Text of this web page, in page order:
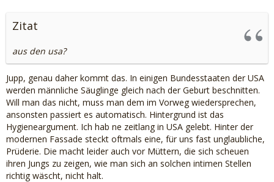
Zitat
aus den usa?
Jupp, genau daher kommt das. In einigen Bundesstaaten der USA
werden männliche Säuglinge gleich nach der Geburt beschnitten.
Will man das nicht, muss man dem im Vorweg wiedersprechen,
ansonsten passiert es automatisch. Hintergrund ist das
Hygieneargument. Ich hab ne zeitlang in USA gelebt. Hinter der
modernen Fassade steckt oftmals eine, für uns fast unglaubliche,
Prüderie. Die macht leider auch vor Müttern, die sich scheuen
ihren Jungs zu zeigen, wie man sich an solchen intimen Stellen
richtig wäscht, nicht halt.